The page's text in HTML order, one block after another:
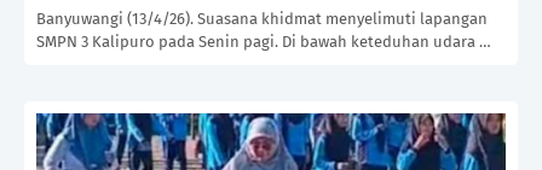
Banyuwangi (13/4/26). Suasana khidmat menyelimuti lapangan
SMPN 3 Kalipuro pada Senin pagi. Di bawah keteduhan udara …